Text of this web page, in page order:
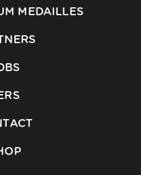
MEDAILLES